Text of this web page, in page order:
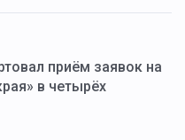
приём заявок на
в четырёх